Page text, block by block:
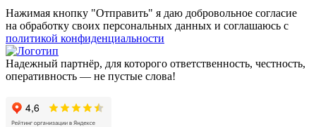
Нажимая кнопку "Отправить" я даю добровольное согласие
на обработку своих персональных данных и соглашаюсь с
политикой конфиденциальности
Надежный партнёр, для которого ответственность, честность,
оперативность — не пустые слова!